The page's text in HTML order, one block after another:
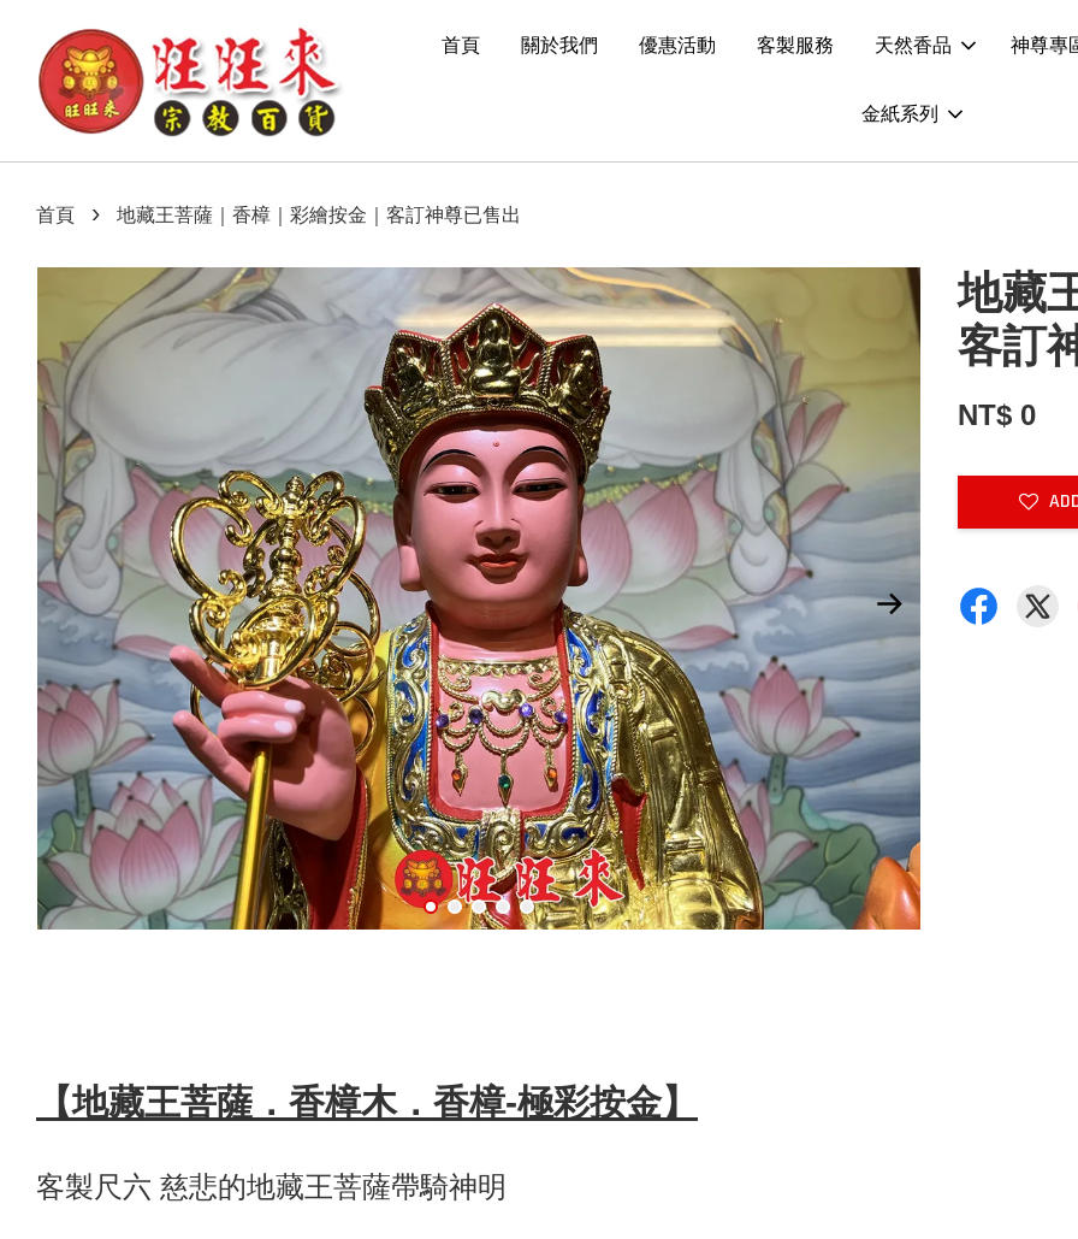
首頁 關於我們 優惠活動 客製服務 天然香品 神尊專
金紙系列
首頁 › 地藏王菩薩｜香樟｜彩繪按金｜客訂神尊已售出
地藏
客訂
NT$ 0
【地藏王菩薩．香樟木． 香樟-極彩按金】
客製尺六 慈悲的地藏王菩薩帶騎神明